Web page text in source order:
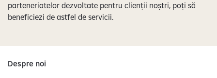
parteneriatelor dezvoltate pentru clienții noștri, poți să
beneficiezi de astfel de servicii.
Despre noi